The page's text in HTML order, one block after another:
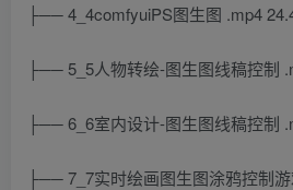
├── 4_4comfyuiPS图生图 .mp4
├── 5_5人物转绘-图生图线稿控制
├── 6_6室内设计-图生图线稿控制
├── 7_7实时绘画图生图涂鸦控制